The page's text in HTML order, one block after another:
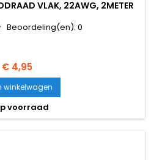
VLAK, 22AWG, 2METER
Beoordeling(en): 0
Prijs
€ 4,95
winkelwagen
voorraad